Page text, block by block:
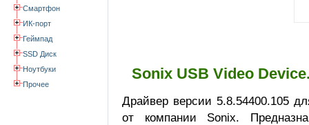
Смартфон
ИК-порт
Геймпад
SSD Диск
Ноутбуки
Прочее
Sonix USB Video
Драйвер версии 5.8.54400.105
от компании Sonix.